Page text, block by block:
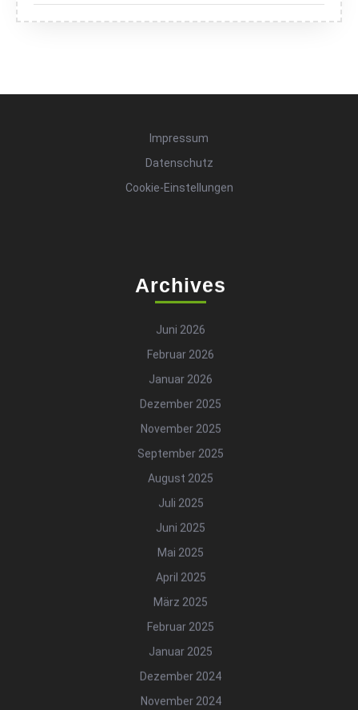
Impressum
Datenschutz
Cookie-Einstellungen
Archives
Juni 2026
Februar 2026
Januar 2026
Dezember 2025
November 2025
September 2025
August 2025
Juli 2025
Juni 2025
Mai 2025
April 2025
März 2025
Februar 2025
Januar 2025
Dezember 2024
November 2024